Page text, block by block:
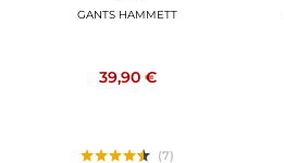
GANTS HAMMETT
39,90 €
(7)